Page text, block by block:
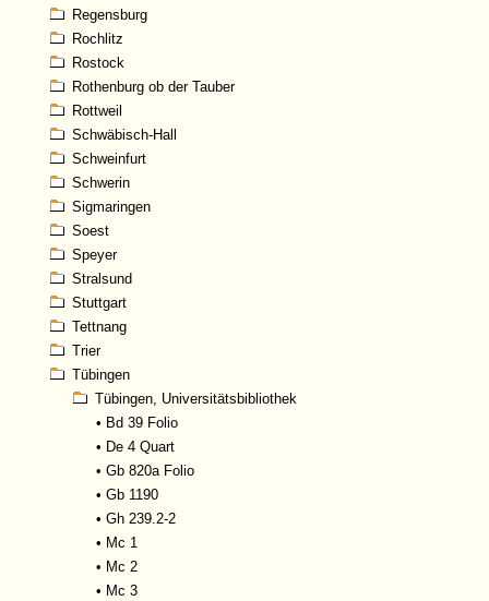
Regensburg
Rochlitz
Rostock
Rothenburg ob der Tauber
Rottweil
Schwäbisch-Hall
Schweinfurt
Schwerin
Sigmaringen
Soest
Speyer
Stralsund
Stuttgart
Tettnang
Trier
Tübingen
Tübingen, Universitätsbibliothek
• Bd 39 Folio
• De 4 Quart
• Gb 820a Folio
• Gb 1190
• Gh 239.2-2
• Mc 1
• Mc 2
• Mc 3